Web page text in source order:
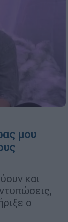
μου
και
ο